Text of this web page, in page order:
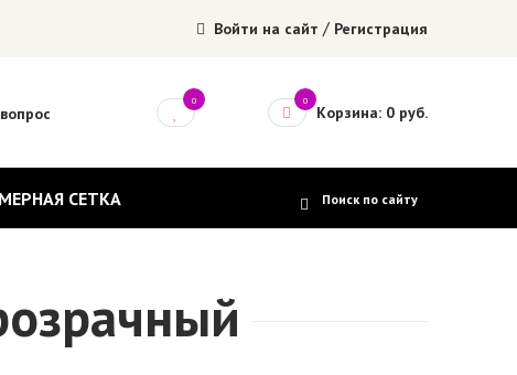
Войти на сайт / Регистрация
0 0
Корзина: 0 руб.
СЕТКА